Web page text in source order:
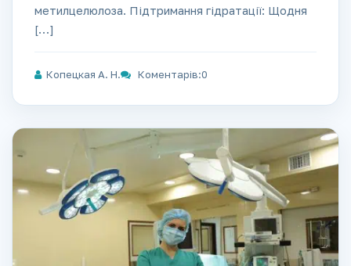
метилцелюлоза. Підтримання гідратації: Щодня
[…]
Копецкая А. Н. Коментарів:0